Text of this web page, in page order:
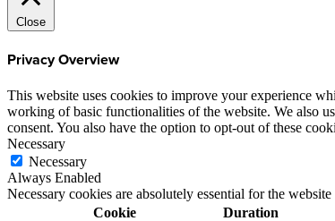
Close
Privacy Overview
This website uses cookies to improve your experience
working of basic functionalities of the website. We also
consent. You also have the option to opt-out of these
Necessary
Necessary
Always Enabled
Necessary cookies are absolutely essential for the
Cookie
Duration